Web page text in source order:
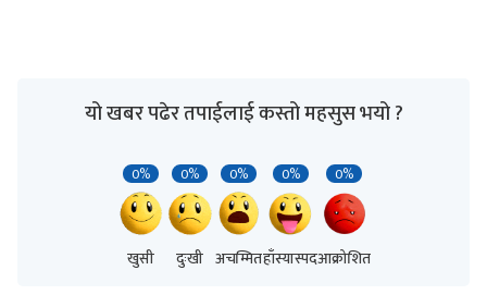
यो खबर पढेर तपाईलाई कस्तो महसुस भयो ?
0%
खुसी
0%
दुःखी
0%
अचम्मित
0%
हाँस्यास्पद
0%
आक्रोशित